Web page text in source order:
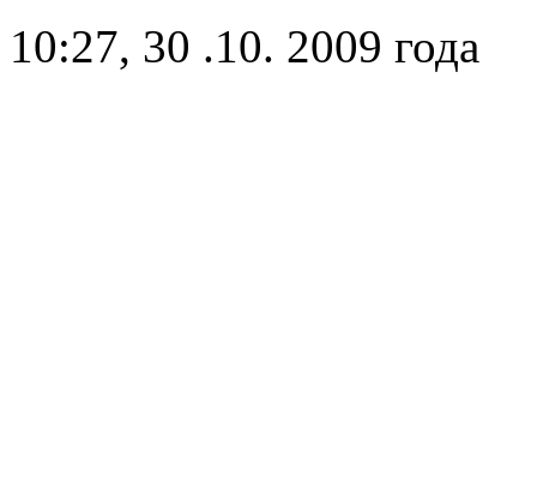
10:27, 30 .10. 2009 года